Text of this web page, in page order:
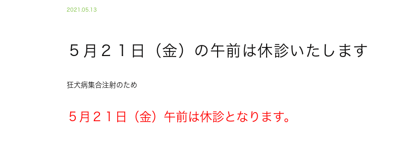
2021.05.13
５月２１日（金）の午前は休診いたします
狂犬病集合注射のため
５月２１日（金） 午前は休診となります。